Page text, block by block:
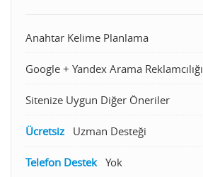
Anahtar Kelime Planlama
Google + Yandex Arama Reklamcılığı
Sitenize Uygun Diğer Öneriler
Ücretsiz Uzman Desteği
Telefon Destek Yok